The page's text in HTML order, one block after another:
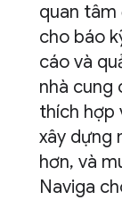
quan tâm
cho báo
cáo và
nhà cung
thích hợp
xây dựng
hơn, và
Naviga